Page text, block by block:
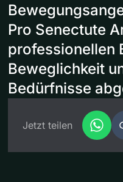
Pro Senectute
professionellen
Beweglichkeit
Bedürfnisse
Jetzt teilen